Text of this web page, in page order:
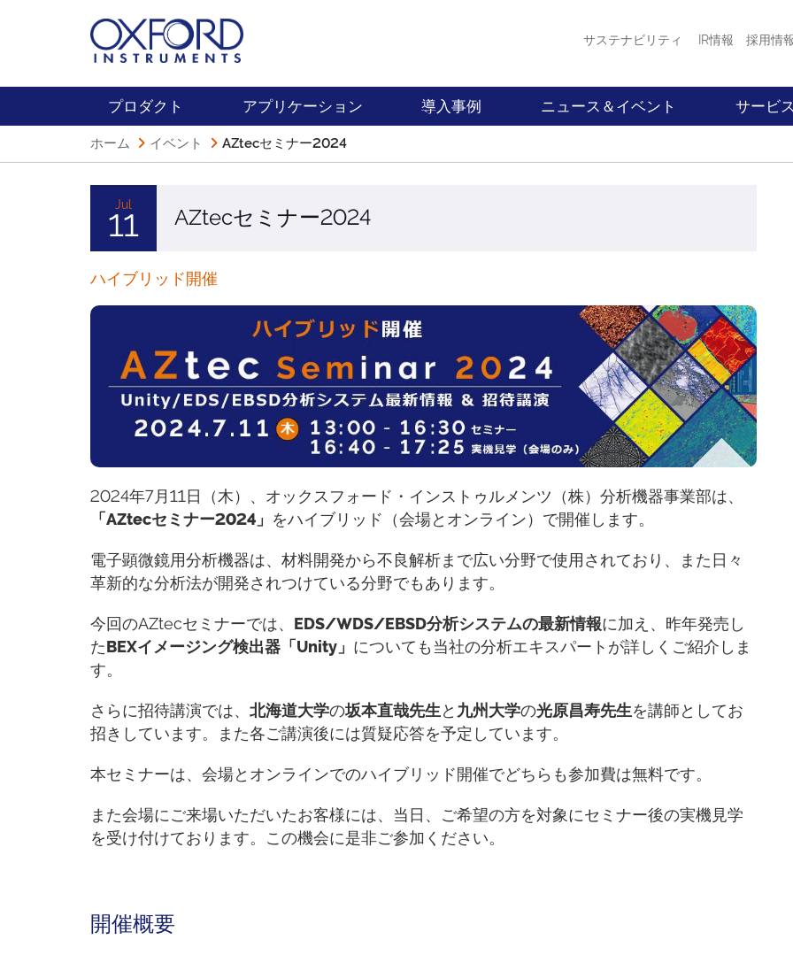
サステナビリティ IR情報 採用情
プロダクト アプリケーション 導入事例 ニュース＆イベント サービス
ホーム イベント AZtecセミナー2024
Jul
11 AZtecセミナー2024
ハイブリッド開催
2024年7月11日（木）、オックスフォード・インストゥルメンツ（株）分析機器事業部は、
「AZtecセミナー2024」 をハイブリッド（会場とオンライン）で開催します。
電子顕微鏡用分析機器は、材料開発から不良解析まで広い分野で使用されており、また日々
革新的な分析法が開発されつけている分野でもあります。
今回のAZtecセミナーでは、 EDS/WDS/EBSD分析システムの最新情報に加え、昨年発売し
たBEXイメージング検出器「Unity」 についても当社の分析エキスパートが詳しくご紹介しま
す。
さらに招待講演では、 北海道大学の坂本直哉先生と 九州大学の光原昌寿先生を講師としてお
招きしています。また各ご講演後には質疑応答を予定しています。
本セミナーは、会場とオンラインでのハイブリッド開催でどちらも参加費は無料です。
また会場にご来場いただいたお客様には、当日、ご希望の方を対象にセミナー後の実機見学
を受け付けております。この機会に是非ご参加ください。
開催概要